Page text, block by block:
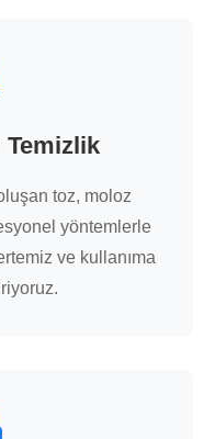
Temizlik
toz, moloz
yöntemlerle
ve kullanıma